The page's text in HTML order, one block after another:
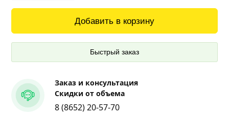
Добавить в корзину
Быстрый заказ
Заказ и консультация
Скидки от объема
8 (8652) 20-57-70